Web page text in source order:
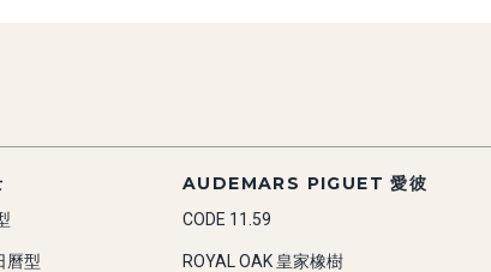
曆型
AUDEMARS PIGUET 愛彼
CODE 11.59
ROYAL OAK 皇家橡樹